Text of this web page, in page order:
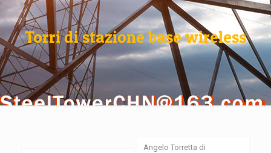
Torri di stazione base wireless
Angelo Torretta di